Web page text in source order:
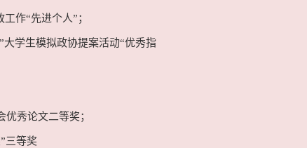
作“先进个人”；
学生模拟政协提案活动“优秀指
秀论文二等奖；
三等奖